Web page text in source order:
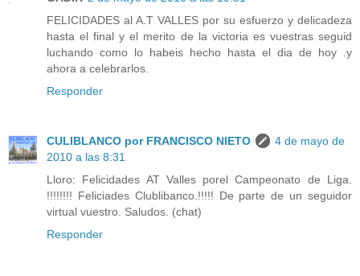
FELICIDADES al A.T VALLES por su esfuerzo y delicadeza
hasta el final y el merito de la victoria es vuestras seguid
luchando como lo habeis hecho hasta el dia de hoy .y
ahora a celebrarlos.
Responder
CULIBLANCO por FRANCISCO NIETO
4 de mayo de
2010 a las 8:31
Lloro: Felicidades AT Valles porel Campeonato de Liga.
!!!!!!!! Feliciades Clublibanco.!!!!! De parte de un seguidor
virtual vuestro. Saludos. (chat)
Responder